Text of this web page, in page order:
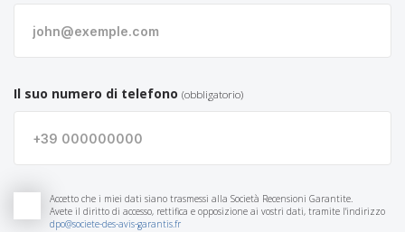
Il suo numero di telefono (obbligatorio)
Accetto che i miei dati siano trasmessi alla Società Recensioni Garantite.
Avete il diritto di accesso, rettifica e opposizione ai vostri dati, tramite l'indirizzo
dpo@societe-des-avis-garantis.fr